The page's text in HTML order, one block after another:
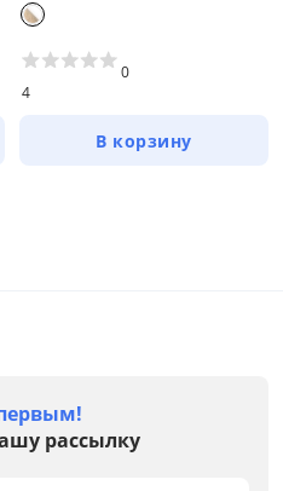
4
0
В корзину
рассылку